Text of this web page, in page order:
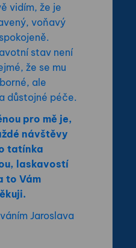
vidím, že je
voňavý
stav není
že se mu
ale
důstojné péče.
pro mě je,
návštěvy
tatínka
laskavostí
to Vám
Jaroslava